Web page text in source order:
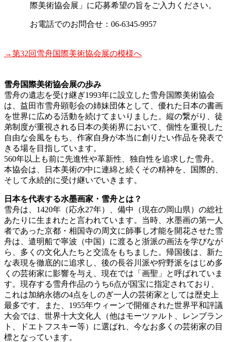
際美術協会展」に応募希望の旨をご入力ください。
お電話でのお問合せ：06-6345-9957
→第32回雪舟国際美術協会展の模様へ
雪舟国際美術協会展の歩み
雪舟の遺志を受け継ぎ1993年に設立した雪舟国際美術協会
は、益田市雪舟顕彰会の姉妹団体として、優れた日本の書画
を世界に広める活動を続けてまいりました。縦の繋がり、徒
弟制度が重視される日本の美術界において、個性を重視した
自由な会風をもち、作家自身が本当に創りたい作品を発表で
きる場を目指しています。
560年以上も前に先進性や革新性、独自性を追求した雪舟。
本協会は、日本美術の中に連綿と続くその精神を、国際的、
そして永続的に受け継いでいきます。
日本を代表する水墨画家・雪舟とは？
雪舟は、1420年（応永27年）、備中（現在の岡山県）の総社
あたりに生まれたと言われています。当時、水墨画の第一人
者であった京都・相国寺の周文に師事し才能を開花させた雪
舟は、遣明船で寧波（中国）に渡ると浙派の画法を学びなが
ら、多くの文化人たちと交流をもちました。帰国後は、新た
な表現を徹底的に追求し、後の長谷川派や狩野派をはじめ多
くの芸術家に影響を与え、現在では「画聖」と呼ばれていま
す。現存する雪舟作品のうち6点が国宝に指定されており、
これは加納永徳の4点をしのぎ一人の芸術家としては歴史上
最多です。また、1955年ウィーンで開催された世界平和評議
大会では、世界十大文化人（他はモーツァルト、レンブラン
ト、ドエトフスキー等）に選ばれ、今なお多くの芸術家の目
標となっています。